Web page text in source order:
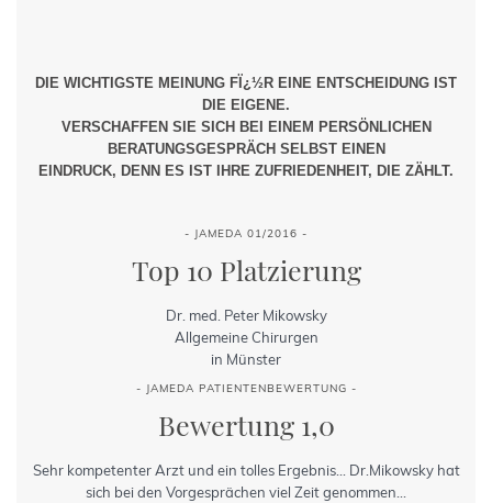
DIE WICHTIGSTE MEINUNG FÏ¿½R EINE ENTSCHEIDUNG IST
DIE EIGENE.
VERSCHAFFEN SIE SICH BEI EINEM PERSÖNLICHEN
BERATUNGSGESPRÄCH SELBST EINEN
EINDRUCK, DENN ES IST IHRE ZUFRIEDENHEIT, DIE ZÄHLT.
- JAMEDA 01/2016 -
Top 10 Platzierung
Dr. med. Peter Mikowsky
Allgemeine Chirurgen
in Münster
- JAMEDA PATIENTENBEWERTUNG -
Bewertung 1,0
Sehr kompetenter Arzt und ein tolles Ergebnis... Dr.Mikowsky hat
sich bei den Vorgesprächen viel Zeit genommen...